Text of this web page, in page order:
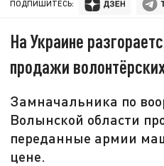
ПОДПИШИТЕСЬ:
На Украине
продажи
Замначальника по
Волынской области
переданные армии
цене.